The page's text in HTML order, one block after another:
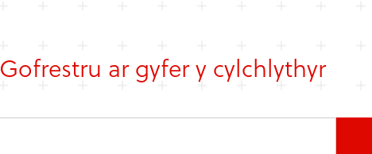
Gofrestru ar gyfer y cylchlythyr